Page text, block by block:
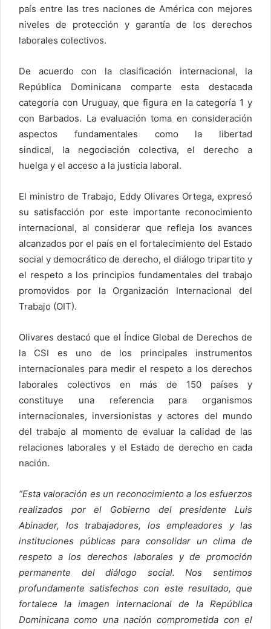
país entre las tres naciones de América con mejores
niveles de protección y garantía de los derechos
laborales colectivos.
De acuerdo con la clasificación internacional, la
República Dominicana comparte esta destacada
categoría con Uruguay, que figura en la categoría 1 y
con Barbados. La evaluación toma en consideración
aspectos fundamentales como la libertad
sindical, la negociación colectiva, el derecho a
huelga y el acceso a la justicia laboral.
El ministro de Trabajo, Eddy Olivares Ortega, expresó
su satisfacción por este importante reconocimiento
internacional, al considerar que refleja los avances
alcanzados por el país en el fortalecimiento del Estado
social y democrático de derecho, el diálogo tripartito y
el respeto a los principios fundamentales del trabajo
promovidos por la Organización Internacional del
Trabajo (OIT).
Olivares destacó que el Índice Global de Derechos de
la CSI es uno de los principales instrumentos
internacionales para medir el respeto a los derechos
laborales colectivos en más de 150 países y
constituye una referencia para organismos
internacionales, inversionistas y actores del mundo
del trabajo al momento de evaluar la calidad de las
relaciones laborales y el Estado de derecho en cada
nación.
“Esta valoración es un reconocimiento a los esfuerzos
realizados por el Gobierno del presidente Luis
Abinader, los trabajadores, los empleadores y las
instituciones públicas para consolidar un clima de
respeto a los derechos laborales y de promoción
permanente del diálogo social. Nos sentimos
profundamente satisfechos con este resultado, que
fortalece la imagen internacional de la República
Dominicana como una nación comprometida con el